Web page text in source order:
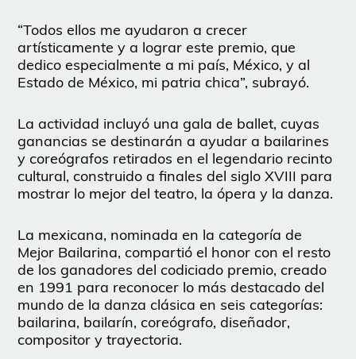
“Todos ellos me ayudaron a crecer
artísticamente y a lograr este premio, que
dedico especialmente a mi país, México, y al
Estado de México, mi patria chica”, subrayó.
La actividad incluyó una gala de ballet, cuyas
ganancias se destinarán a ayudar a bailarines
y coreógrafos retirados en el legendario recinto
cultural, construido a finales del siglo XVIII para
mostrar lo mejor del teatro, la ópera y la danza.
La mexicana, nominada en la categoría de
Mejor Bailarina, compartió el honor con el resto
de los ganadores del codiciado premio, creado
en 1991 para reconocer lo más destacado del
mundo de la danza clásica en seis categorías:
bailarina, bailarín, coreógrafo, diseñador,
compositor y trayectoria.